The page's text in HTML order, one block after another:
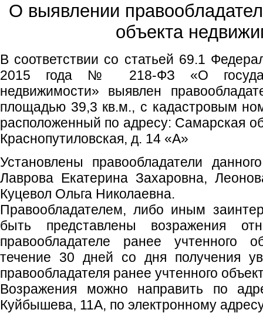
О выявлении
объекта
В соответствии со статьей 69.1
2015 года № 218-ФЗ «О
недвижимости» выявлен
площадью 39,3 кв.м., с кадастровым
расположенный по адресу: Самарская
Краснопутиловская, д. 14 «А»
Установлены правообладатели
Лаврова Екатерина Захаровна,
Куцевол Ольга Николаевна.
Правообладателем, либо иным
быть представлены возражения
правообладателе ранее учтенного
течение 30 дней со дня получения
правообладателя ранее учтенного
Возражения можно направить по
Куйбышева, 11А, по электронному